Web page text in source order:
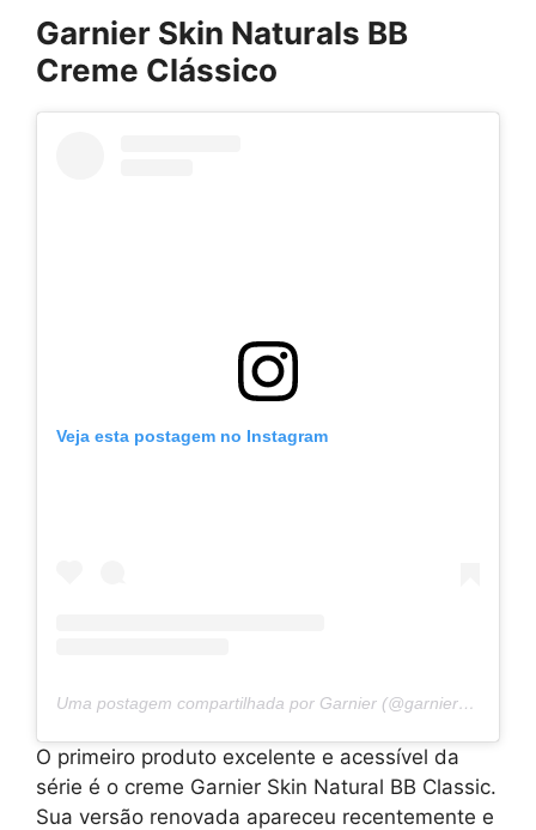
Garnier Skin Naturals BB
Creme Clássico
Veja esta postagem no Instagram
Uma postagem compartilhada por Garnier (@garnier_bg)
O primeiro produto excelente e acessível da
série é o creme Garnier Skin Natural BB Classic.
Sua versão renovada apareceu recentemente e